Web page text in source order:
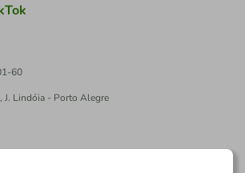
60
J. Lindóia - Porto Alegre